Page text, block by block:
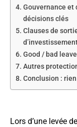
Gouvernance et
décisions clés
Clauses de
Good / bad
Autres
Conclusion :
Lors d’une levée